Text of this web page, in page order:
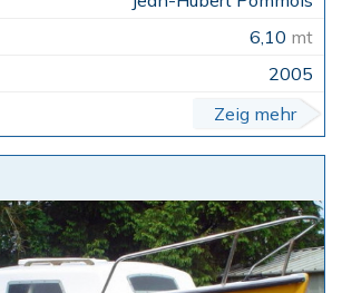
6,10 mt
2005
Zeig mehr